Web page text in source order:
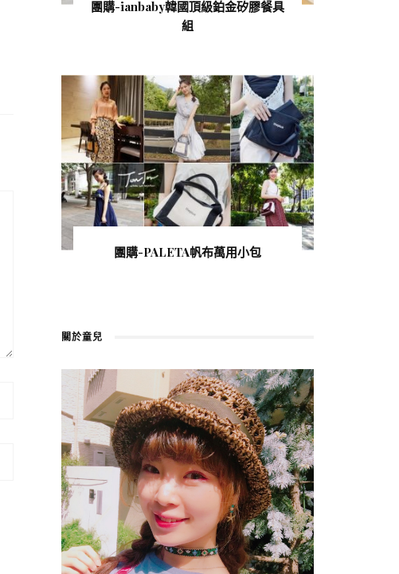
團購-ianbaby韓國頂級鉑金矽膠餐具
組
團購-PALETA帆布萬用小包
關於童兒